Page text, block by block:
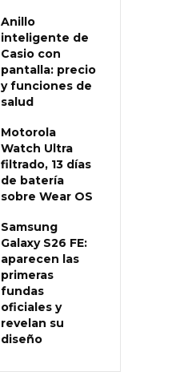
Anillo
inteligente de
Casio con
pantalla: precio
y funciones de
salud
Motorola
Watch Ultra
filtrado, 13 días
de batería
sobre Wear OS
Samsung
Galaxy S26 FE:
aparecen las
primeras
fundas
oficiales y
revelan su
diseño